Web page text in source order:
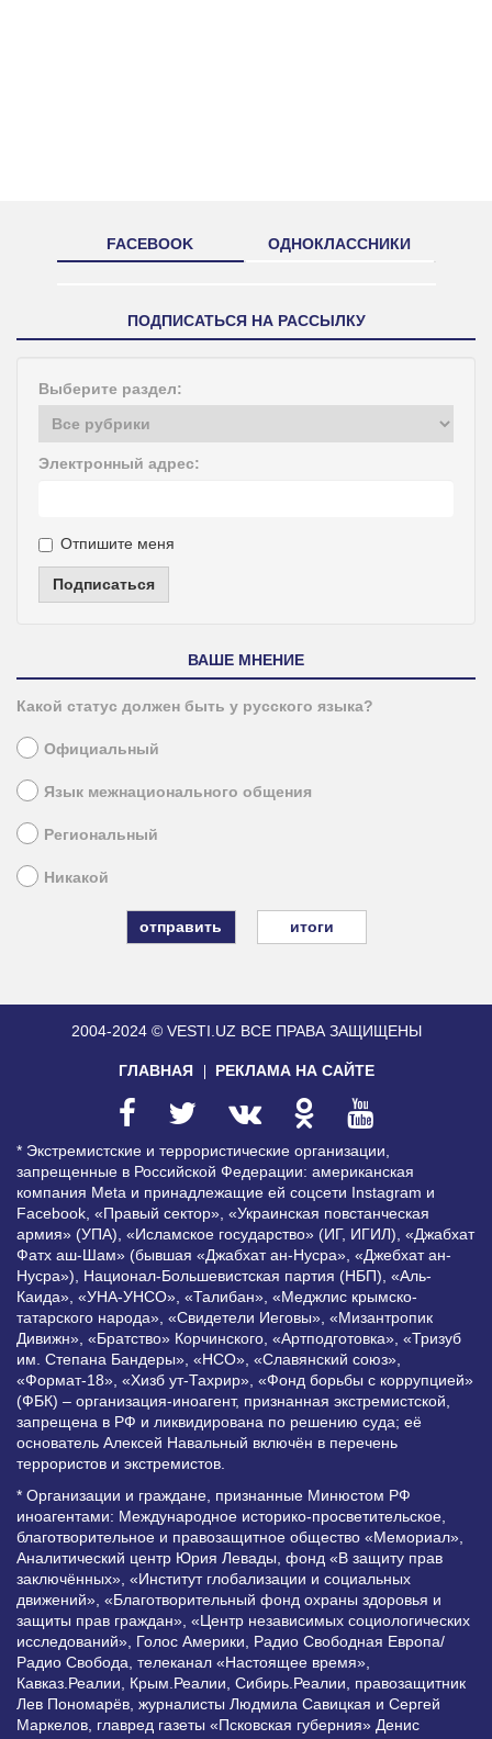
FACEBOOK ОДНОКЛАССНИКИ
ПОДПИСАТЬСЯ НА РАССЫЛКУ
Выберите раздел:
Электронный адрес:
Отпишите меня
Подписаться
ВАШЕ МНЕНИЕ
Какой статус должен быть у русского языка?
Официальный
Язык межнационального общения
Региональный
Никакой
итоги
2004-2024 © VESTI.UZ ВСЕ ПРАВА ЗАЩИЩЕНЫ
ГЛАВНАЯ РЕКЛАМА НА САЙТЕ
* Экстремистские и террористические организации,
запрещенные в Российской Федерации: американская
компания Meta и принадлежащие ей соцсети Instagram и
Facebook, «Правый сектор», «Украинская повстанческая
армия» (УПА), «Исламское государство» (ИГ, ИГИЛ), «Джабхат
Фатх аш-Шам» (бывшая «Джабхат ан-Нусра», «Джебхат ан-
Нусра»), Национал-Большевистская партия (НБП), «Аль-
Каида», «УНА-УНСО», «Талибан», «Меджлис крымско-
татарского народа», «Свидетели Иеговы», «Мизантропик
Дивижн», «Братство» Корчинского, «Артподготовка», «Тризуб
им. Степана Бандеры», «НСО», «Славянский союз»,
«Формат-18», «Хизб ут-Тахрир», «Фонд борьбы с коррупцией»
(ФБК) – организация-иноагент, признанная экстремистской,
запрещена в РФ и ликвидирована по решению суда; её
основатель Алексей Навальный включён в перечень
террористов и экстремистов.
* Организации и граждане, признанные Минюстом РФ
иноагентами: Международное историко-просветительское,
благотворительное и правозащитное общество «Мемориал»,
Аналитический центр Юрия Левады, фонд «В защиту прав
заключённых», «Институт глобализации и социальных
движений», «Благотворительный фонд охраны здоровья и
защиты прав граждан», «Центр независимых социологических
исследований», Голос Америки, Радио Свободная Европа/
Радио Свобода, телеканал «Настоящее время»,
Кавказ.Реалии, Крым.Реалии, Сибирь.Реалии, правозащитник
Лев Пономарёв, журналисты Людмила Савицкая и Сергей
Маркелов, главред газеты «Псковская губерния» Денис